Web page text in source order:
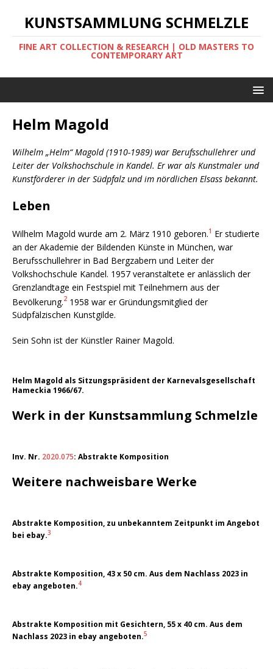
KUNSTSAMMLUNG SCHMELZLE
FINE ART COLLECTION & RESEARCH | OLD MASTERS TO
CONTEMPORARY ART
Helm Magold
Wilhelm „Helm“ Magold (1910-1989) war Berufsschullehrer und
Leiter der Volkshochschule in Kandel. Er war als Kunstmaler und
Kunstförderer in der Südpfalz und im nördlichen Elsass bekannt.
Leben
Wilhelm Magold wurde am 2. März 1910 geboren.1 Er studierte
an der Akademie der Bildenden Künste in München, war
Berufsschullehrer in Bad Bergzabern und Leiter der
Volkshochschule Kandel. 1957 veranstaltete er anlässlich der
Grenzlandtage ein Festspiel mit Teilnehmern aus der
Bevölkerung.2 1958 war er Gründungsmitglied der
Südpfälzischen Kunstgilde.
Sein Sohn ist der Künstler Rainer Magold.
Helm Magold als Sitzungspräsident der Karnevalsgesellschaft
Hameckia 1966/67.
Werk in der Kunstsammlung Schmelzle
Inv. Nr. 2020.075: Abstrakte Komposition
Weitere nachweisbare Werke
Abstrakte Komposition, zu unbekanntem Zeitpunkt im Angebot
bei ebay.3
Abstrakte Komposition, 43 x 50 cm. Aus dem Nachlass 2023 in
ebay angeboten.4
Abstrakte Komposition mit Gesichtern, 55 x 40 cm. Aus dem
Nachlass 2023 in ebay angeboten.5